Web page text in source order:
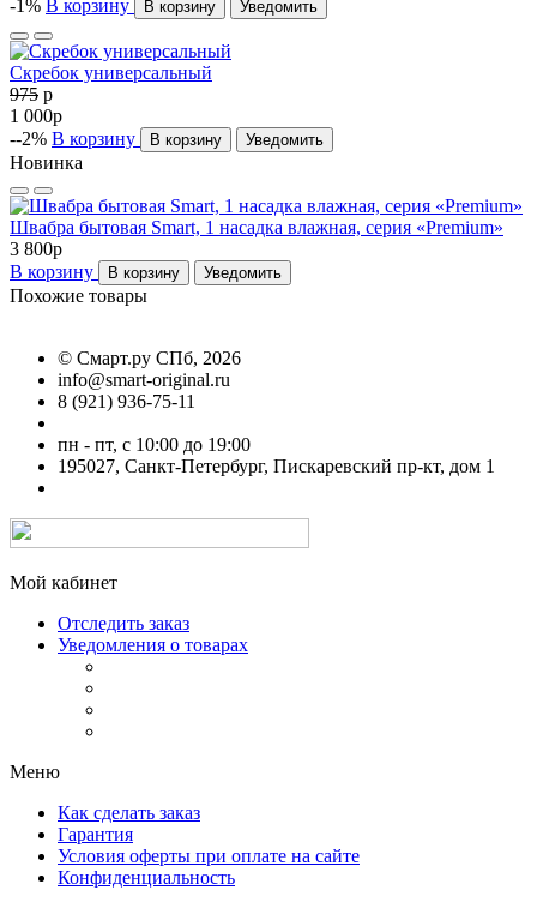
-1% В корзину В корзину Уведомить
Скребок универсальный
975 p
1 000p
--2% В корзину В корзину Уведомить
Новинка
Швабра бытовая Smart, 1 насадка влажная, серия «Premium»
3 800p
В корзину
В корзину Уведомить
Похожие товары
© Смарт.ру СПб, 2026
info@smart-original.ru
8 (921) 936-75-11
пн - пт, с 10:00 до 19:00
195027, Санкт-Петербург, Пискаревский пр-кт, дом 1
Мой кабинет
Отследить заказ
Уведомления о товарах
Меню
Как сделать заказ
Гарантия
Условия оферты при оплате на сайте
Конфиденциальность